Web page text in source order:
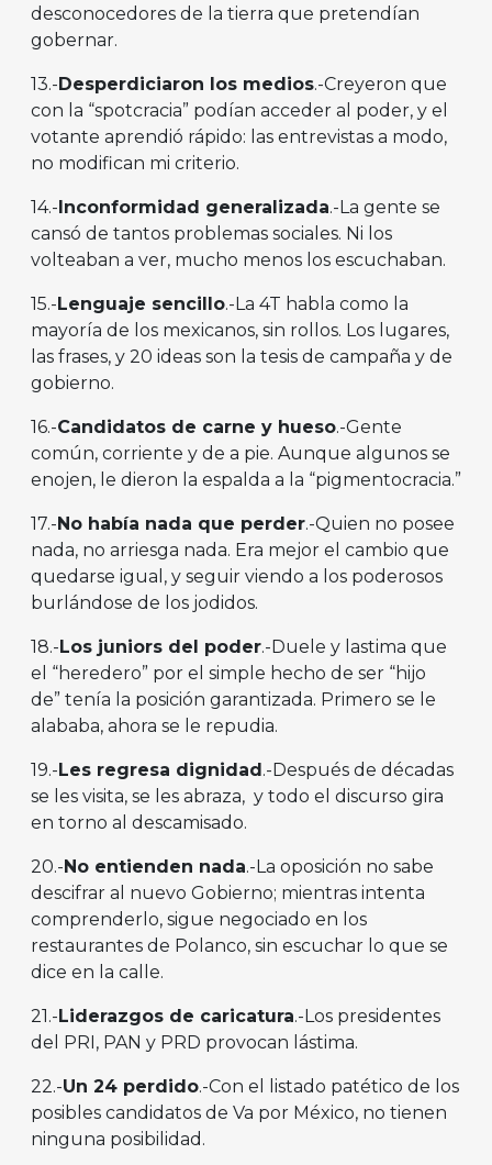
desconocedores de la tierra que pretendían
gobernar.
13.- Desperdiciaron los medios.-Creyeron que
con la “spotcracia” podían acceder al poder, y el
votante aprendió rápido: las entrevistas a modo,
no modifican mi criterio.
14.- Inconformidad generalizada.-La gente se
cansó de tantos problemas sociales. Ni los
volteaban a ver, mucho menos los escuchaban.
15.- Lenguaje sencillo.-La 4T habla como la
mayoría de los mexicanos, sin rollos. Los lugares,
las frases, y 20 ideas son la tesis de campaña y de
gobierno.
16.-Candidatos de carne y hueso.-Gente
común, corriente y de a pie. Aunque algunos se
enojen, le dieron la espalda a la “pigmentocracia.”
17.- No había nada que perder.-Quien no posee
nada, no arriesga nada. Era mejor el cambio que
quedarse igual, y seguir viendo a los poderosos
burlándose de los jodidos.
18.- Los juniors del poder.-Duele y lastima que
el “heredero” por el simple hecho de ser “hijo
de” tenía la posición garantizada. Primero se le
alababa, ahora se le repudia.
19.- Les regresa dignidad .-Después de décadas
se les visita, se les abraza, y todo el discurso gira
en torno al descamisado.
20.- No entienden nada.-La oposición no sabe
descifrar al nuevo Gobierno; mientras intenta
comprenderlo, sigue negociado en los
restaurantes de Polanco, sin escuchar lo que se
dice en la calle.
21.- Liderazgos de caricatura.-Los presidentes
del PRI, PAN y PRD provocan lástima.
22.-Un 24 perdido.-Con el listado patético de los
posibles candidatos de Va por México, no tienen
ninguna posibilidad.